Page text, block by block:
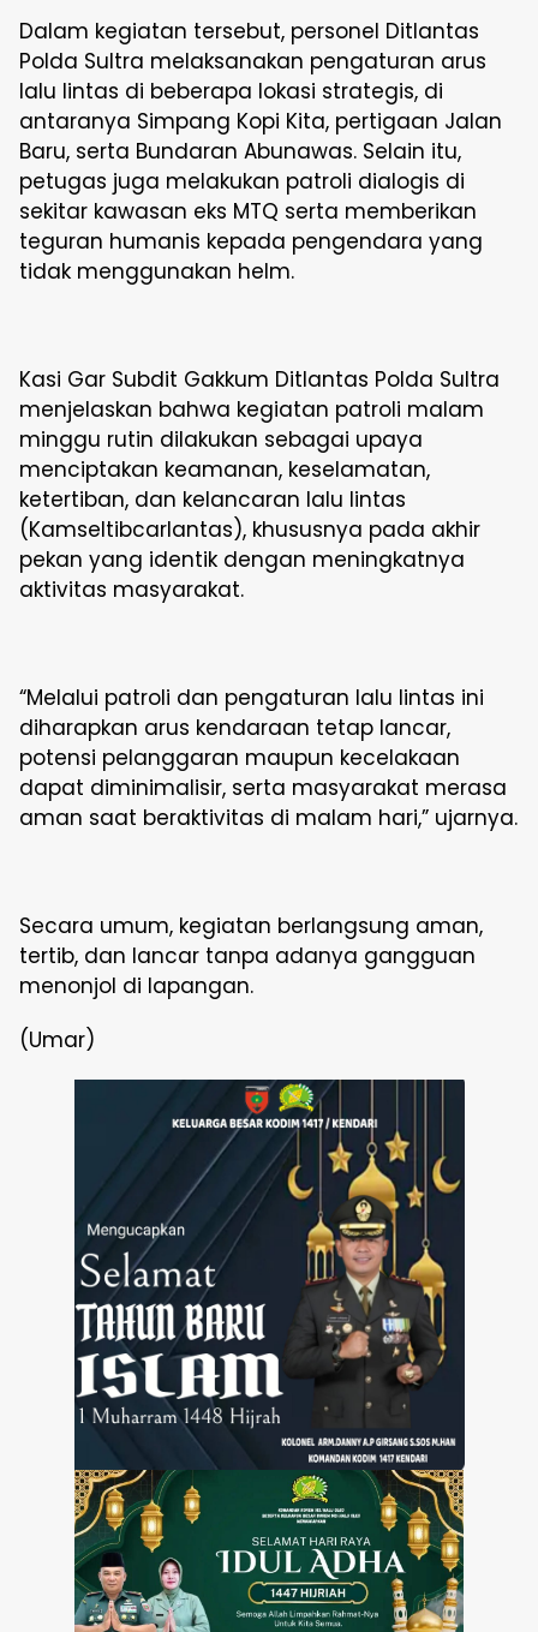
Dalam kegiatan tersebut, personel Ditlantas
Polda Sultra melaksanakan pengaturan arus
lalu lintas di beberapa lokasi strategis, di
antaranya Simpang Kopi Kita, pertigaan Jalan
Baru, serta Bundaran Abunawas. Selain itu,
petugas juga melakukan patroli dialogis di
sekitar kawasan eks MTQ serta memberikan
teguran humanis kepada pengendara yang
tidak menggunakan helm.
Kasi Gar Subdit Gakkum Ditlantas Polda Sultra
menjelaskan bahwa kegiatan patroli malam
minggu rutin dilakukan sebagai upaya
menciptakan keamanan, keselamatan,
ketertiban, dan kelancaran lalu lintas
(Kamseltibcarlantas), khususnya pada akhir
pekan yang identik dengan meningkatnya
aktivitas masyarakat.
“Melalui patroli dan pengaturan lalu lintas ini
diharapkan arus kendaraan tetap lancar,
potensi pelanggaran maupun kecelakaan
dapat diminimalisir, serta masyarakat merasa
aman saat beraktivitas di malam hari,” ujarnya.
Secara umum, kegiatan berlangsung aman,
tertib, dan lancar tanpa adanya gangguan
menonjol di lapangan.
(Umar)